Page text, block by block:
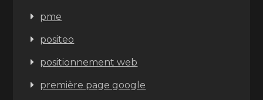
pme
positeo
positionnement web
première page google